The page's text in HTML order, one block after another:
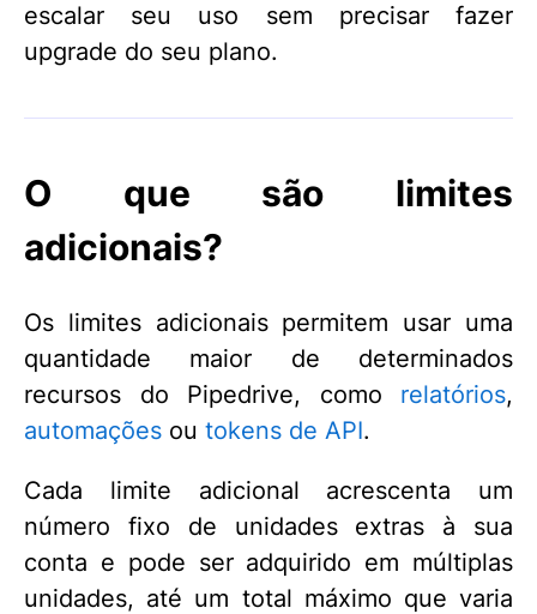
escalar seu uso sem precisar fazer
upgrade do seu plano.
O que são limites
adicionais?
Os limites adicionais permitem usar uma
quantidade maior de determinados
recursos do Pipedrive, como relatórios,
automações ou tokens de API.
Cada limite adicional acrescenta um
número fixo de unidades extras à sua
conta e pode ser adquirido em múltiplas
unidades, até um total máximo que varia